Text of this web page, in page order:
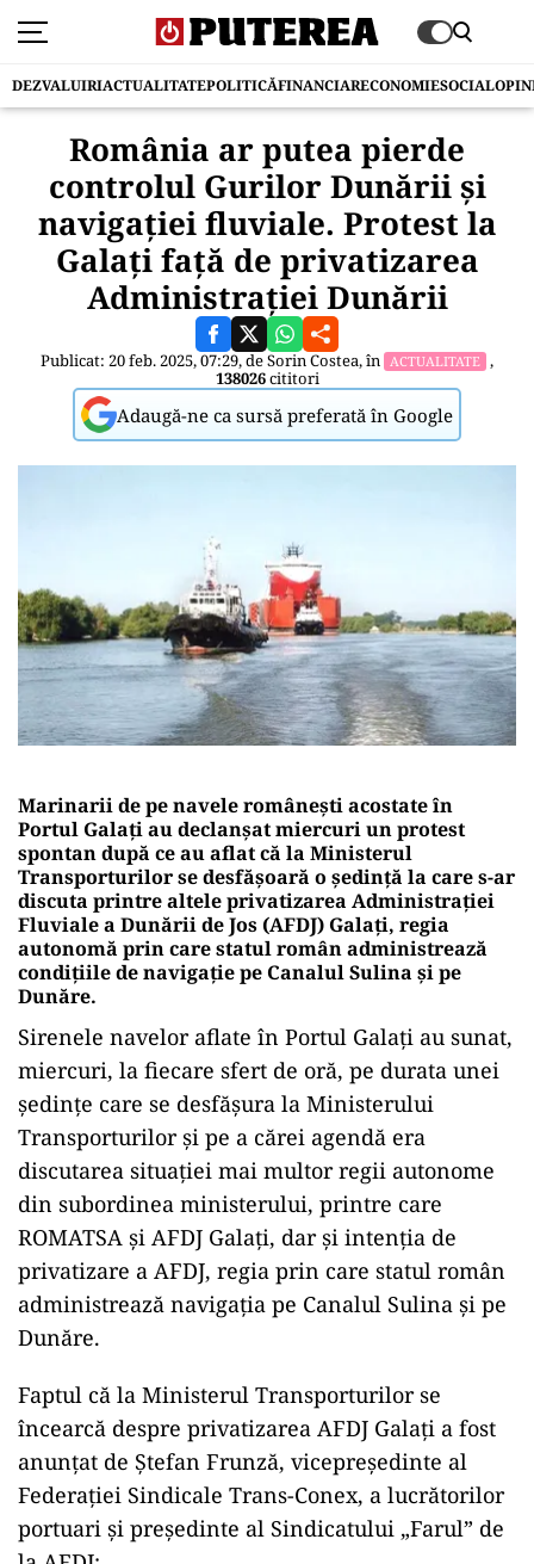
DEZVALUIRIACTUALITATEPOLITICĂFINANCIARECONOMIESOCIAL
România ar putea pierde
controlul Gurilor Dunării și
navigației fluviale. Protest la
Galați față de privatizarea
Administrației Dunării
Publicat: 20 feb. 2025, 07:29, deSorin Costea, în ACTUALITATE ,
138026cititori
Adaugă-ne ca sursă preferată în Google
Marinarii de pe navele românești acostate în
Portul Galați au declanșat miercuri un protest
spontan după ce au aflat că la Ministerul
Transporturilor se desfășoară o ședință la care s-ar
discuta printre altele privatizarea Administrației
Fluviale a Dunării de Jos (AFDJ) Galați, regia
autonomă prin care statul român administrează
condițiile de navigație pe Canalul Sulina și pe
Dunăre.
Sirenele navelor aflate în Portul Galați au sunat,
miercuri, la fiecare sfert de oră, pe durata unei
ședințe care se desfășura la Ministerului
Transporturilor și pe a cărei agendă era
discutarea situației mai multor regii autonome
din subordinea ministerului, printre care
ROMATSA și AFDJ Galați, dar și intenția de
privatizare a AFDJ, regia prin care statul român
administrează navigația pe Canalul Sulina și pe
Dunăre.
Faptul că la Ministerul Transporturilor se
încearcă despre privatizarea AFDJ Galați a fost
anunțat de Ştefan Frunză, vicepreședinte al
Federației Sindicale Trans-Conex, a lucrătorilor
portuari și președinte al Sindicatului „Farul” de